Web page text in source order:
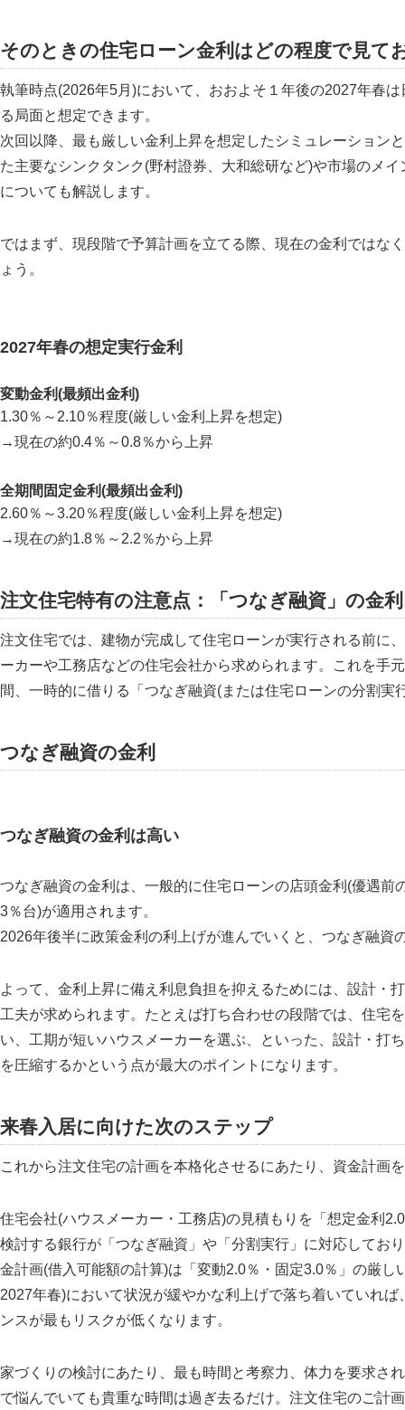
そのときの住宅ローン金利はどの程度で見て
執筆時点(2026年5月)において、おおよそ１年後の2027年春
る局面と想定できます。
次回以降、最も厳しい金利上昇を想定したシミュレーション
た主要なシンクタンク(野村證券、大和総研など)や市場のメ
についても解説します。
ではまず、現段階で予算計画を立てる際、現在の金利ではな
ょう。
2027年春の想定実行金利
変動金利(最頻出金利)
1.30％～2.10％程度(厳しい金利上昇を想定)
→現在の約0.4％～0.8％から上昇
全期間固定金利(最頻出金利)
2.60％～3.20％程度(厳しい金利上昇を想定)
→現在の約1.8％～2.2％から上昇
注文住宅特有の注意点：「つなぎ融資」の金
注文住宅では、建物が完成して住宅ローンが実行される前に
ーカーや工務店などの住宅会社から求められます。これを手
間、一時的に借りる「つなぎ融資(または住宅ローンの分割実
つなぎ融資の金利
つなぎ融資の金利は高い
つなぎ融資の金利は、一般的に住宅ローンの店頭金利(優遇
3％台)が適用されます。
2026年後半に政策金利の利上げが進んでいくと、つなぎ融資
よって、金利上昇に備え利息負担を抑えるためには、設計・
工夫が求められます。たとえば打ち合わせの段階では、住宅
い、工期が短いハウスメーカーを選ぶ、といった、設計・打
を圧縮するかという点が最大のポイントになります。
来春入居に向けた次のステップ
これから注文住宅の計画を本格化させるにあたり、資金計画
住宅会社(ハウスメーカー・工務店)の見積もりを「想定金利
検討する銀行が「つなぎ融資」や「分割実行」に対応してお
金計画(借入可能額の計算)は「変動2.0％・固定3.0％」の厳
2027年春)において状況が緩やかな利上げで落ち着いていれ
ンスが最もリスクが低くなります。
家づくりの検討にあたり、最も時間と考察力、体力を要求さ
で悩んでいても貴重な時間は過ぎ去るだけ。注文住宅のご計